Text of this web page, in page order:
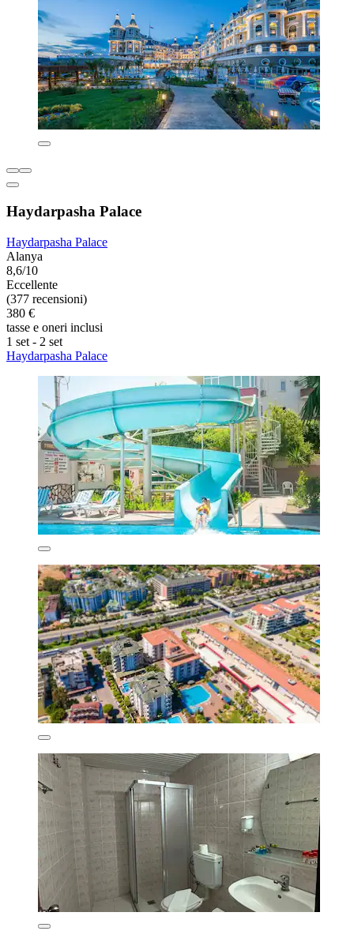
Haydarpasha Palace
Haydarpasha Palace
Alanya
8,6/10
Eccellente
(377 recensioni)
380 €
tasse e oneri inclusi
1 set - 2 set
Haydarpasha Palace